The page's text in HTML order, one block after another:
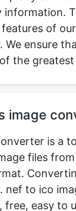
the greatest
image
nef to ico
free, easy to
may take a
on
of